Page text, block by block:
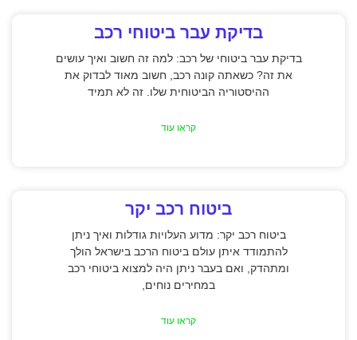
בדיקת עבר ביטוחי רכב
בדיקת עבר ביטוחי של רכב: למה זה חשוב ואיך עושים
את זה? כשאתה קונה רכב, חשוב מאוד לבדוק את
ההיסטוריה הביטוחית שלו. זה לא תמיד
קראו עוד
ביטוח רכב יקר
ביטוח רכב יקר: מדוע העלויות גודלות ואיך ניתן
להתמודד איתן עולם ביטוח הרכב בישראל הולך
ומתהדק, ואם בעבר ניתן היה למצוא ביטוחי רכב
במחירים נוחים,
קראו עוד